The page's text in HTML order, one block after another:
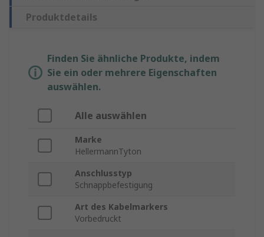
Produktdetails
Finden Sie ähnliche Produkte, indem
Sie ein oder mehrere Eigenschaften
auswählen.
Alle auswählen
Marke
HellermannTyton
Anschlusstyp
Schnappbefestigung
Art des Kabelmarkers
Vorbedruckt